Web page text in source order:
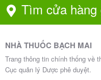
Cảnh báo và
thuốc Mg-tan
Cảnh báo:
Tìm cửa hàng
NHÀ THUỐC BẠCH MAI
Trang thông tin chính thống về
Cục quản lý Dược phê duyệt.